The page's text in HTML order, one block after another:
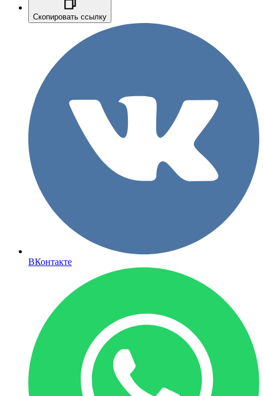
Скопировать ссылку
ВКонтакте